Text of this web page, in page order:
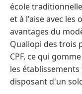
école
et à l'aise avec les
avantages du
Qualiopi des trois
CPF, ce qui
les
disposant d'un